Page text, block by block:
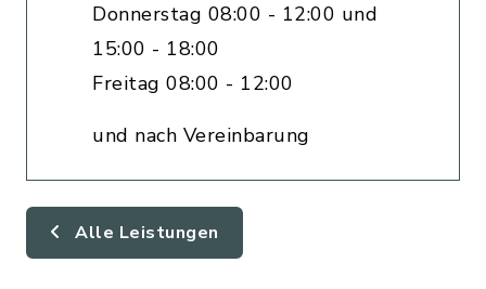
Donnerstag 08:00 - 12:00 und
15:00 - 18:00
Freitag 08:00 - 12:00
und nach Vereinbarung
Alle Leistungen